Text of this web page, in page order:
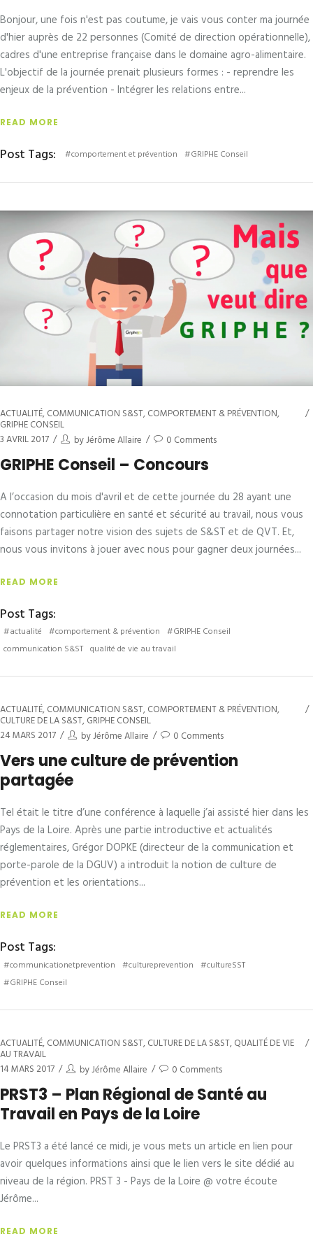
Bonjour, une fois n'est pas coutume, je vais vous conter ma journée
d'hier auprès de 22 personnes (Comité de direction opérationnelle),
cadres d'une entreprise française dans le domaine agro-alimentaire.
L'objectif de la journée prenait plusieurs formes : - reprendre les
enjeux de la prévention - Intégrer les relations entre
READ MORE
Post Tags: #comportement et prévention #GRIPHE Conseil
ACTUALITÉ,COMMUNICATION S&ST,COMPORTEMENT & PRÉVENTION,
GRIPHE CONSEIL
3 AVRIL 2017
byJérôme Allaire 0 Comments
GRIPHE Conseil – Concours
A l’occasion du mois d'avril et de cette journée du 28 ayant une
connotation particulière en santé et sécurité au travail, nous vous
faisons partager notre vision des sujets de S&ST et de QVT. Et,
nous vous invitons à jouer avec nous pour gagner deux journées
READ MORE
Post Tags:
#actualité #comportement & prévention #GRIPHE Conseil
communication S&ST qualité de vie au travail
ACTUALITÉ,COMMUNICATION S&ST,COMPORTEMENT & PRÉVENTION,
CULTURE DE LA S&ST,GRIPHE CONSEIL
24 MARS 2017
byJérôme Allaire 0 Comments
Vers une culture de prévention
partagée
Tel était le titre d’une conférence à laquelle j’ai assisté hier dans les
Pays de la Loire. Après une partie introductive et actualités
réglementaires, Grégor DOPKE (directeur de la communication et
porte-parole de la DGUV) a introduit la notion de culture de
prévention et les orientations
READ MORE
Post Tags:
#communicationetprevention #cultureprevention #cultureSST
#GRIPHE Conseil
ACTUALITÉ,COMMUNICATION S&ST,CULTURE DE LA S&ST,QUALITÉ DE VIE
AU TRAVAIL
14 MARS 2017
byJérôme Allaire 0 Comments
PRST3 – Plan Régional de Santé au
Travail en Pays de la Loire
Le PRST3 a été lancé ce midi, je vous mets un article en lien pour
avoir quelques informations ainsi que le lien vers le site dédié au
niveau de la région. PRST 3 - Pays de la Loire @ votre écoute
Jérôme
READ MORE